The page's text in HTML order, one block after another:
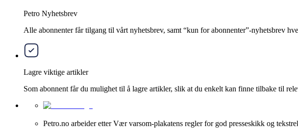
Petro Nyhetsbrev
Alle abonnenter får tilgang til vårt nyhetsbrev, samt “kun for abonnenter”-nyhetsbrev
Lagre viktige artikler
Som abonnent får du mulighet til å lagre artikler, slik at du enkelt kan finne tilbake til
Petro.no arbeider etter Vær varsom-plakatens regler for god presseskikk og